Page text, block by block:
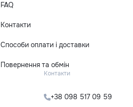
FAQ
Контакти
Способи оплати і доставки
Повернення та обмін
Контакти
+38 098 517 09 59